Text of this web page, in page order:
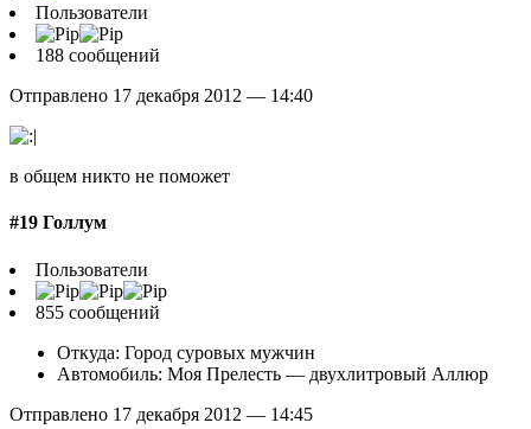
Пользователи
188 сообщений
Отправлено 17 декабря 2012 — 14:40
в общем никто не поможет
#19 Голлум
Пользователи
855 сообщений
Откуда: Город суровых мужчин
Автомобиль: Моя Прелесть — двухлитровый Аллюр
Отправлено 17 декабря 2012 — 14:45